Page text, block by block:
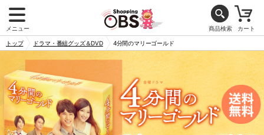
メニュー 商品検索 カート
トップ ドラマ・番組グッズ＆DVD 4分間のマリーゴールド